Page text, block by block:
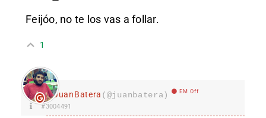
Feijóo, no te los vas a follar.
1
JuanBatera (@juanbatera) EM Off
#3004491